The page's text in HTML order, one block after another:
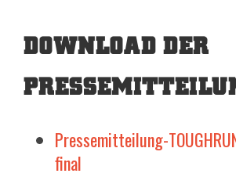
DOWNLOAD DER
Pressemitteilung-
final